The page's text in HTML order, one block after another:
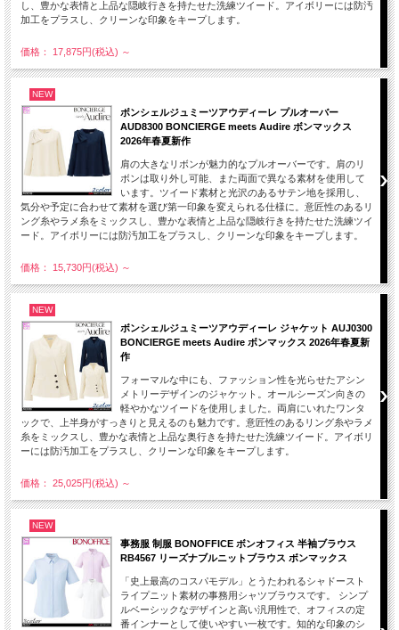
し、豊かな表情と上品な隠岐行きを持たせた洗練ツイード。アイボリーには防汚
加工をプラスし、クリーンな印象をキープします。
価格： 17,875円(税込) ～
NEW
ボンシェルジュミーツアウディーレ プルオーバー
AUD8300 BONCIERGE meets Audire ボンマックス
2026年春夏新作
肩の大きなリボンが魅力的なプルオーバーです。肩のリ
ボンは取り外し可能、また両面で異なる素材を使用して
います。ツイード素材と光沢のあるサテン地を採用し、
気分や予定に合わせて素材を選び第一印象を変えられる仕様に。意匠性のあるリ
ング糸やラメ糸をミックスし、豊かな表情と上品な隠岐行きを持たせた洗練ツイ
ード。アイボリーには防汚加工をプラスし、クリーンな印象をキープします。
価格： 15,730円(税込) ～
NEW
ボンシェルジュミーツアウディーレ ジャケット AUJ0300
BONCIERGE meets Audire ボンマックス 2026年春夏新
作
フォーマルな中にも、ファッション性を光らせたアシン
メトリーデザインのジャケット。オールシーズン向きの
軽やかなツイードを使用しました。両肩にいれたワンタ
ックで、上半身がすっきりと見えるのも魅力です。意匠性のあるリング糸やラメ
糸をミックスし、豊かな表情と上品な奥行きを持たせた洗練ツイード。アイボリ
ーには防汚加工をプラスし、クリーンな印象をキープします。
価格： 25,025円(税込) ～
NEW
事務服 制服 BONOFFICE ボンオフィス 半袖ブラウス
RB4567 リーズナブルニットブラウス ボンマックス
「史上最高のコスパモデル」とうたわれるシャドースト
ライプニット素材の事務用シャツブラウスです。 シンプ
ルベーシックなデザインと高い汎用性で、オフィスの定
番インナーとして使いやすい一枚です。知的な印象のシ